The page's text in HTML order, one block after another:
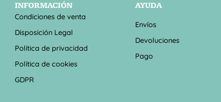
INFORMACIÓN
Condiciones de venta
Disposición Legal
Política de privacidad
Política de cookies
GDPR
AYUDA
Envíos
Devoluciones
Pago